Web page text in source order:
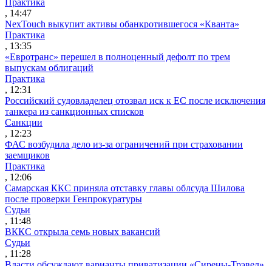
, 14:47
NexTouch выкупит активы обанкротившегося «Кванта»
Практика
, 13:35
«Евротранс» перешел в полноценный дефолт по трем
выпускам облигаций
Практика
, 12:31
Российский судовладелец отозвал иск к ЕС после исключения
танкера из санкционных списков
Санкции
, 12:23
ФАС возбудила дело из-за ограничений при страховании
заемщиков
Практика
, 12:06
Самарская ККС приняла отставку главы облсуда Шилова
после проверки Генпрокуратуры
Судьи
, 11:48
ВККС открыла семь новых вакансий
Судьи
, 11:28